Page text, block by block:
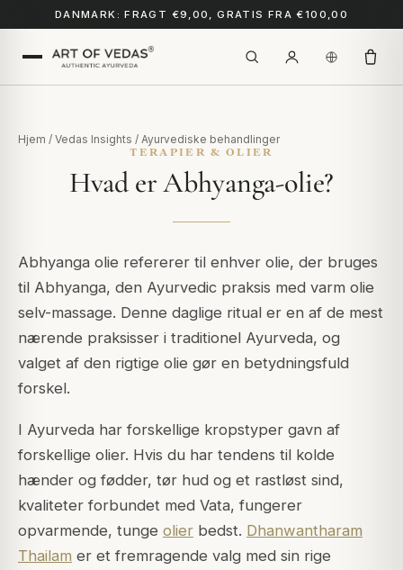
DANMARK: FRAGT €9,00, GRATIS FRA €100,00
Hjem / Vedas Insights / Ayurvediske behandlinger
TERAPIER & OLIER
Hvad er Abhyanga-olie?
Abhyanga olie refererer til enhver olie, der bruges
til Abhyanga, den Ayurvedic praksis med varm olie
selv-massage. Denne daglige ritual er en af de mest
nærende praksisser i traditionel Ayurveda, og
valget af den rigtige olie gør en betydningsfuld
forskel.
I Ayurveda har forskellige kropstyper gavn af
forskellige olier. Hvis du har tendens til kolde
hænder og fødder, tør hud og et rastløst sind,
kvaliteter forbundet med Vata, fungerer
opvarmende, tunge olier bedst. Dhanwantharam
Thailam er et fremragende valg med sin rige